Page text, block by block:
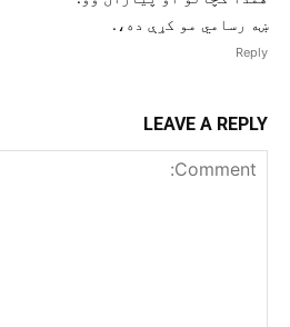
ښه رسامي مو کړې ده،.
Reply
LEAVE A REPLY